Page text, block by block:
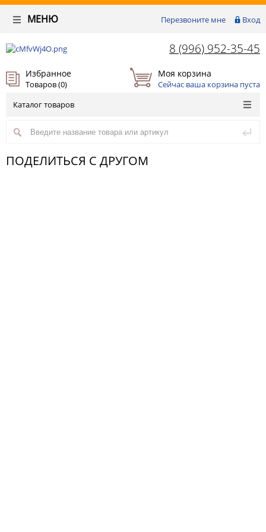
Перезвоните мне Вход
МЕНЮ
8 (996) 952-35-45
Избранное
Товаров (0)
Моя корзина
Сейчас ваша корзина пуста
Каталог товаров
ПОДЕЛИТЬСЯ С ДРУГОМ